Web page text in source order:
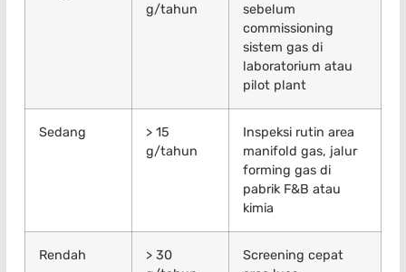
g/tahun
sebelum
commissioning
sistem gas di
laboratorium atau
pilot plant
Sedang
> 15
g/tahun
Inspeksi rutin area
manifold gas, jalur
forming gas di
pabrik F&B atau
kimia
Rendah
> 30
Screening cepat